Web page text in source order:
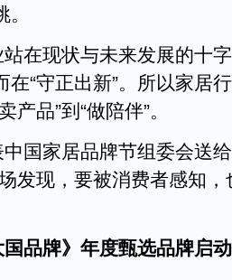
。
在现状与未来发展的十
在“守正出新”。所以家居
产品”到“做陪伴”。
国家居品牌节组委会送
发现，要被消费者感知
国品牌》年度甄选品牌启